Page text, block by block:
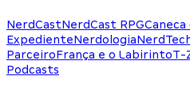
NerdCastNerdCast RPGCaneca
ExpedienteNerdologia
ParceiroFrança e o LabirintoT-
Podcasts